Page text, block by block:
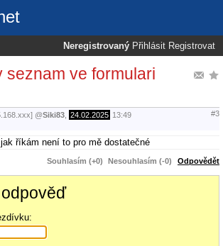
Neregistrovaný Přihlásit Registrovat
seznam ve formulari
@Siki83 24.02.2025 13:49 #3
říkám není to pro mě dostatečné
Souhlasím (+0) Nesouhlasím (-0) Odpovědět